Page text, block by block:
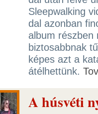
Sleepwalking
dal azonban
album részben
biztosabbnak
képes azt a
átélhettünk.
A húsvéti